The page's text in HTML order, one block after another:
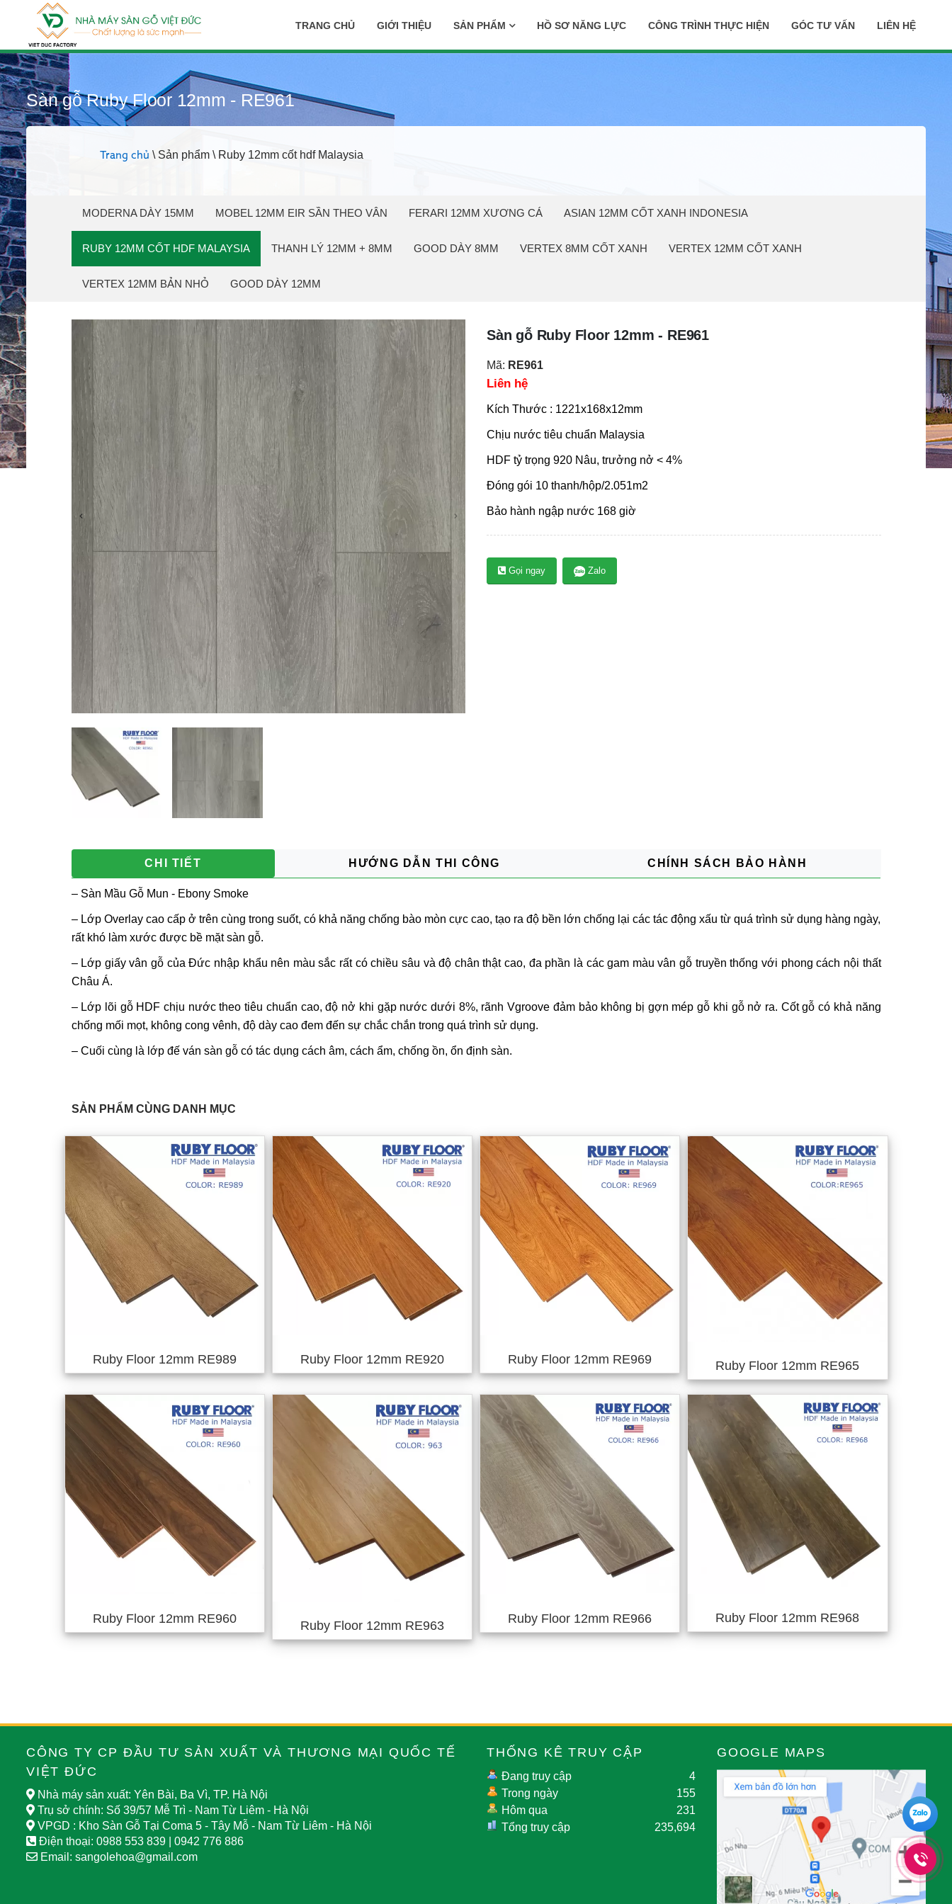
TRANG CHỦ GIỚI THIỆU SẢN PHẨM HỒ SƠ NĂNG LỰC CÔNG TRÌNH THỰC HIỆN GÓC TƯ VẤN LIÊN HỆ
Sàn gỗ Ruby Floor 12mm - RE961
Trang chủ \ Sản phẩm \ Ruby 12mm cốt hdf Malaysia
MODERNA DÀY 15MM MOBEL 12MM EIR SẦN THEO VÂN FERARI 12MM XƯƠNG CÁ ASIAN 12MM CỐT XANH INDONESIA
RUBY 12MM CỐT HDF MALAYSIA THANH LÝ 12MM + 8MM GOOD DÀY 8MM VERTEX 8MM CỐT XANH VERTEX 12MM CỐT XANH
VERTEX 12MM BẢN NHỎ GOOD DÀY 12MM
Sàn gỗ Ruby Floor 12mm - RE961
Mã: RE961
Liên hệ
Kích Thước : 1221x168x12mm
Chịu nước tiêu chuẩn Malaysia
HDF tỷ trọng 920 Nâu, trưởng nở < 4%
Đóng gói 10 thanh/hộp/2.051m2
Bảo hành ngập nước 168 giờ
Gọi ngay Zalo
CHI TIẾT HƯỚNG DẪN THI CÔNG CHÍNH SÁCH BẢO HÀNH
– Sàn Mầu Gỗ Mun - Ebony Smoke
– Lớp Overlay cao cấp ở trên cùng trong suốt, có khả năng chống bào mòn cực cao, tạo ra độ bền lớn chống lại các tác động xấu từ quá trình sử dụng hàng ngày,
rất khó làm xước được bề mặt sàn gỗ.
– Lớp giấy vân gỗ của Đức nhập khẩu nên màu sắc rất có chiều sâu và độ chân thật cao, đa phần là các gam màu vân gỗ truyền thống với phong cách nội thất
Châu Á.
– Lớp lõi gỗ HDF chịu nước theo tiêu chuẩn cao, độ nở khi gặp nước dưới 8%, rãnh Vgroove đảm bảo không bị gợn mép gỗ khi gỗ nở ra. Cốt gỗ có khả năng
chống mối mọt, không cong vênh, độ dày cao đem đến sự chắc chắn trong quá trình sử dụng.
– Cuối cùng là lớp đế ván sàn gỗ có tác dụng cách âm, cách ẩm, chống ồn, ổn định sàn.
SẢN PHẨM CÙNG DANH MỤC
Ruby Floor 12mm RE989 Ruby Floor 12mm RE920 Ruby Floor 12mm RE969 Ruby Floor 12mm RE965
Ruby Floor 12mm RE960
Ruby Floor 12mm RE963
Ruby Floor 12mm RE966 Ruby Floor 12mm RE968
CÔNG TY CP ĐẦU TƯ SẢN XUẤT VÀ THƯƠNG MẠI QUỐC TẾ
VIỆT ĐỨC
Nhà máy sản xuất: Yên Bài, Ba Vì, TP. Hà Nội
Trụ sở chính: Số 39/57 Mễ Trì - Nam Từ Liêm - Hà Nội
VPGD : Kho Sàn Gỗ Tại Coma 5 - Tây Mỗ - Nam Từ Liêm - Hà Nội
Điện thoại: 0988 553 839
0942 776 886
Email: sangolehoa@gmail.com
THỐNG KÊ TRUY CẬP
Đang truy cập
4
Trong ngày
155
Hôm qua
231
Tổng truy cập
235,694
GOOGLE MAPS